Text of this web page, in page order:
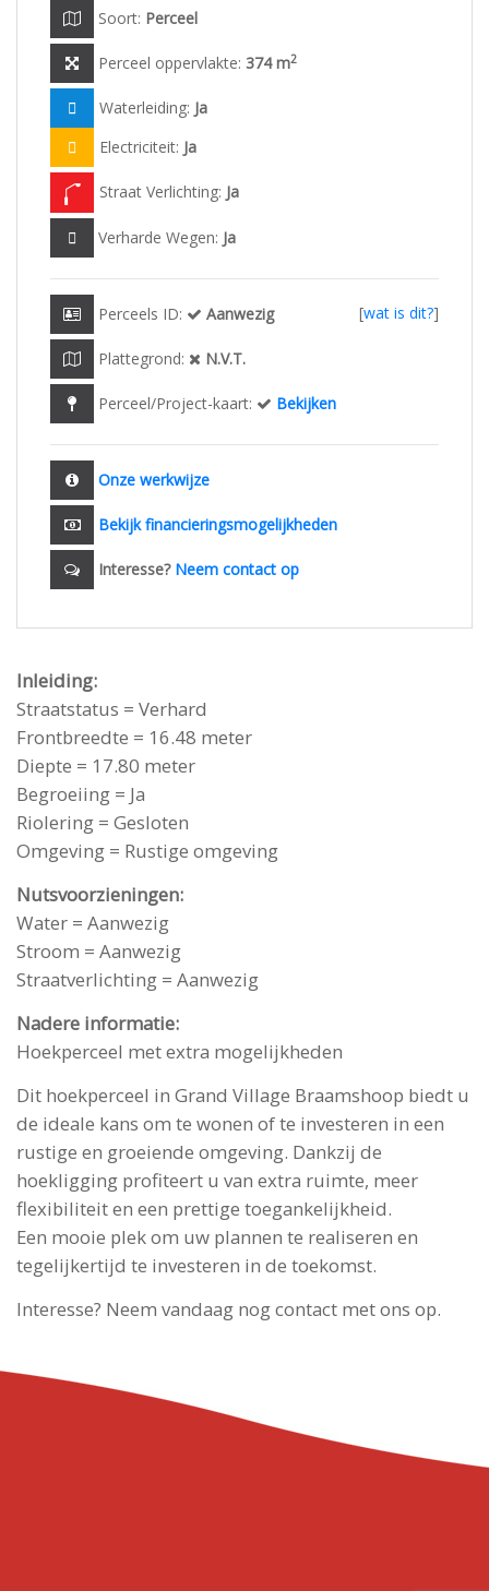
Soort: Perceel
Perceel oppervlakte: 374 m2
Waterleiding: Ja
Electriciteit: Ja
Straat Verlichting: Ja
Verharde Wegen: Ja
Perceels ID: Aanwezig [wat is dit?]
Plattegrond: N.V.T.
Perceel/Project-kaart: Bekijken
Onze werkwijze
Bekijk financieringsmogelijkheden
Interesse? Neem contact op
Inleiding:
Straatstatus = Verhard
Frontbreedte = 16.48 meter
Diepte = 17.80 meter
Begroeiing = Ja
Riolering = Gesloten
Omgeving = Rustige omgeving
Nutsvoorzieningen:
Water = Aanwezig
Stroom = Aanwezig
Straatverlichting = Aanwezig
Nadere informatie:
Hoekperceel met extra mogelijkheden
Dit hoekperceel in Grand Village Braamshoop biedt u
de ideale kans om te wonen of te investeren in een
rustige en groeiende omgeving. Dankzij de
hoekligging profiteert u van extra ruimte, meer
flexibiliteit en een prettige toegankelijkheid.
Een mooie plek om uw plannen te realiseren en
tegelijkertijd te investeren in de toekomst.
Interesse? Neem vandaag nog contact met ons op.